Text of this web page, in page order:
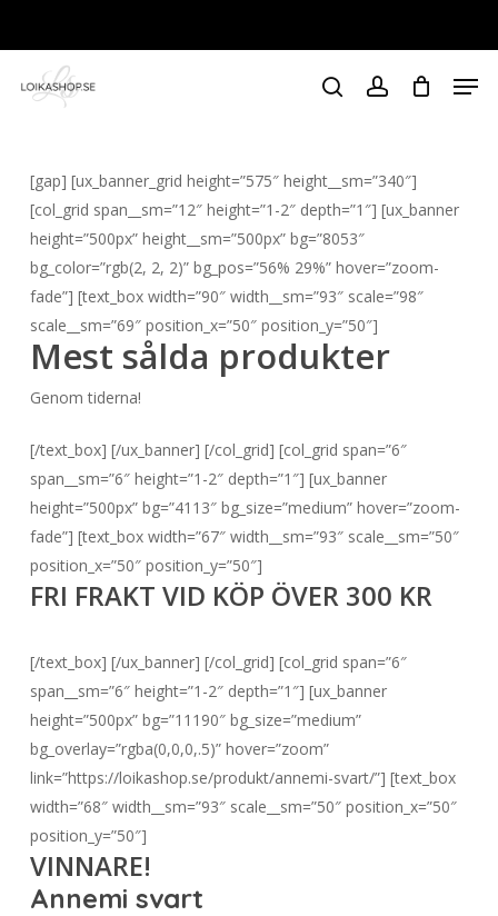
content
searchaccount
Varukorg STÄNG
[gap] [ux_banner_grid height=”575″ height__sm=”340″]
[col_grid span__sm=”12″ height=”1-2″ depth=”1″] [ux_banner
height=”500px” height__sm=”500px” bg=”8053″
bg_color=”rgb(2, 2, 2)” bg_pos=”56% 29%” hover=”zoom-
fade”] [text_box width=”90″ width__sm=”93″ scale=”98″
scale__sm=”69″ position_x=”50″ position_y=”50″]
Mest sålda produkter
Genom tiderna!
[/text_box] [/ux_banner] [/col_grid] [col_grid span=”6″
span__sm=”6″ height=”1-2″ depth=”1″] [ux_banner
height=”500px” bg=”4113″ bg_size=”medium” hover=”zoom-
fade”] [text_box width=”67″ width__sm=”93″ scale__sm=”50″
position_x=”50″ position_y=”50″]
FRI FRAKT VID KÖP ÖVER 300 KR
[/text_box] [/ux_banner] [/col_grid] [col_grid span=”6″
span__sm=”6″ height=”1-2″ depth=”1″] [ux_banner
height=”500px” bg=”11190″ bg_size=”medium”
bg_overlay=”rgba(0,0,0,.5)” hover=”zoom”
link=”https://loikashop.se/produkt/annemi-svart/”] [text_box
width=”68″ width__sm=”93″ scale__sm=”50″ position_x=”50″
position_y=”50″]
VINNARE!
Annemi svart
Menu